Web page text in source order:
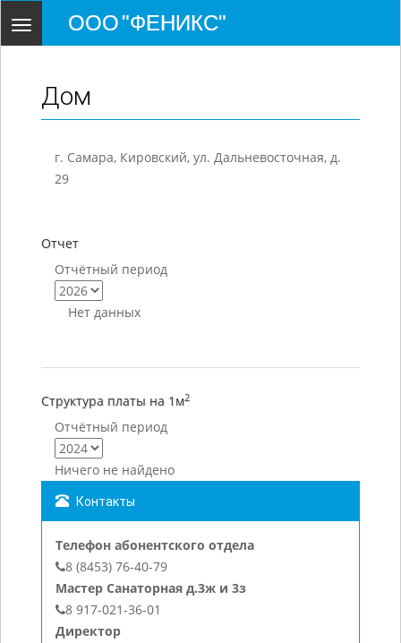
Toggle
navigation
ООО "ФЕНИКС"
Дом
г. Самара, Кировский, ул. Дальневосточная, д.
29
Отчет
Отчётный период
Нет данных
Структура платы на 1м2
Отчётный период
Ничего не найдено
Контакты
Телефон абонентского отдела
8 (8453) 76-40-79
Мастер Санаторная д.3ж и 3з
8 917-021-36-01
Директор